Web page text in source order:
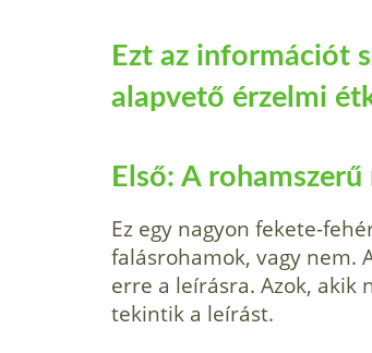
Ezt az információt
alapvető érzelmi
Első: A rohamszerű
Ez egy nagyon fekete-
falásrohamok, vagy nem.
erre a leírásra. Azok, akik
tekintik a leírást.